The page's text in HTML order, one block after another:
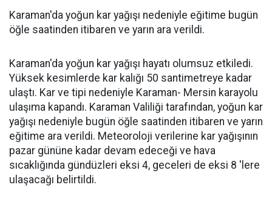
Karaman'da yoğun kar yağışı nedeniyle eğitime bugün
öğle saatinden itibaren ve yarın ara verildi.
Karaman'da yoğun kar yağışı hayatı olumsuz etkiledi.
Yüksek kesimlerde kar kalığı 50 santimetreye kadar
ulaştı. Kar ve tipi nedeniyle Karaman- Mersin karayolu
ulaşıma kapandı. Karaman Valiliği tarafından, yoğun kar
yağışı nedeniyle bugün öğle saatinden itibaren ve yarın
eğitime ara verildi. Meteoroloji verilerine kar yağışının
pazar gününe kadar devam edeceği ve hava
sıcaklığında gündüzleri eksi 4, geceleri de eksi 8 'lere
ulaşacağı belirtildi.